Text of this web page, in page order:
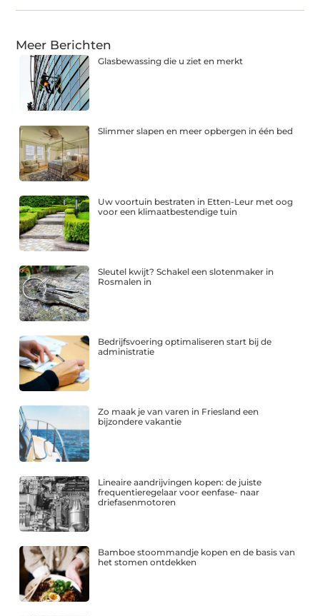
Meer Berichten
Glasbewassing die u ziet en merkt
Slimmer slapen en meer opbergen in één bed
Uw voortuin bestraten in Etten-Leur met oog
voor een klimaatbestendige tuin
Sleutel kwijt? Schakel een slotenmaker in
Rosmalen in
Bedrijfsvoering optimaliseren start bij de
administratie
Zo maak je van varen in Friesland een
bijzondere vakantie
Lineaire aandrijvingen kopen: de juiste
frequentieregelaar voor eenfase- naar
driefasenmotoren
Bamboe stoommandje kopen en de basis van
het stomen ontdekken